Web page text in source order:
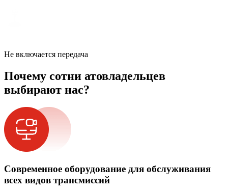
Не включается передача
Почему сотни атовладельцев
выбирают нас?
Современное оборудование для обслуживания
всех видов трансмиссий